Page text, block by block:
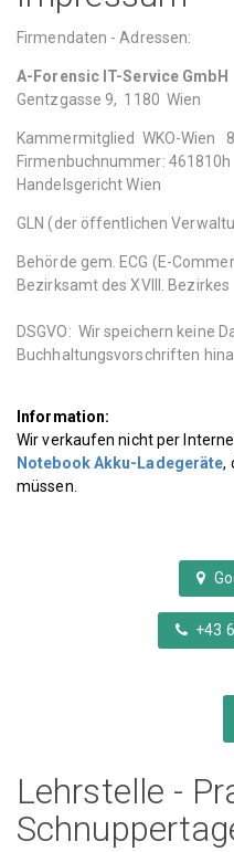
Firmendaten - Adressen:
A-Forensic IT-Service GmbH
Gentzgasse 9, 1180 Wien
Kammermitglied WKO-Wien
Firmenbuchnummer:
Handelsgericht Wien
GLN (der öffentlichen
Behörde gem. ECG (E-
Bezirksamt des XVIII. Bezirkes
DSGVO: Wir speichern keine
Buchhaltungsvorschriften
Information:
Wir verkaufen nicht per
Notebook Akku-Ladegeräte,
müssen.
+43
Lehrstelle -